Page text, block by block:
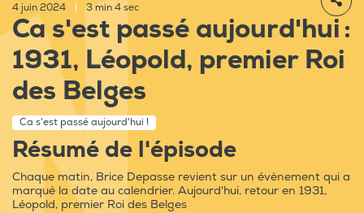
4 juin 2024 3 min 4 sec
Ca s'est passé aujourd'hui :
1931, Léopold, premier Roi
des Belges
Ca s'est passé aujourd'hui !
Résumé de l'épisode
Chaque matin, Brice Depasse revient sur un évènement qui a
marqué la date au calendrier. Aujourd'hui, retour en 1931,
Léopold, premier Roi des Belges